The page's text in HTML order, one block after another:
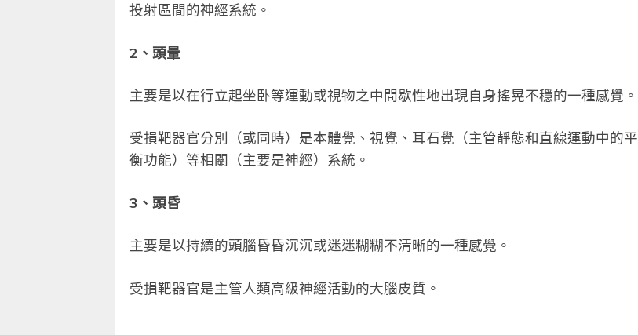
投射區間的神經系統。
2、頭暈
主要是以在行立起坐卧等運動或視物之中間歇性地出現自身搖晃不穩的一種感覺。
受損靶器官分別（或同時）是本體覺、視覺、耳石覺（主管靜態和直線運動中的平
衡功能）等相關（主要是神經）系統。
3、頭昏
主要是以持續的頭腦昏昏沉沉或迷迷糊糊不清晰的一種感覺。
受損靶器官是主管人類高級神經活動的大腦皮質。